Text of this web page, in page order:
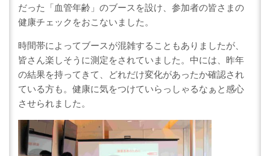
だった「血管年齢」のブースを設け、参加者の皆さまの
健康チェックをおこないました。
時間帯によってブースが混雑することもありましたが、
皆さん楽しそうに測定をされていました。中には、昨年
の結果を持ってきて、どれだけ変化があったか確認され
ている方も。健康に気をつけていらっしゃるなぁと感心
させられました。